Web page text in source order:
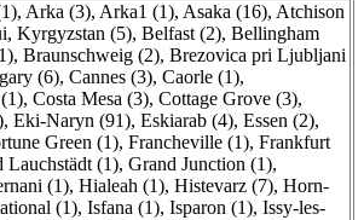
, Arka (3), Arka1 (1), Asaka (16), Atchison
Kyrgyzstan (5), Belfast (2), Bellingham
, Braunschweig (2), Brezovica pri Ljubljani
(6), Cannes (3), Caorle (1),
, Costa Mesa (3), Cottage Grove (3),
, Eki-Naryn (91), Eskiarab (4), Essen (2),
Green (1), Francheville (1), Frankfurt
Lauchstädt (1), Grand Junction (1),
(1), Hialeah (1), Histevarz (7), Horn-
(1), Isfana (1), Isparon (1), Issy-les-